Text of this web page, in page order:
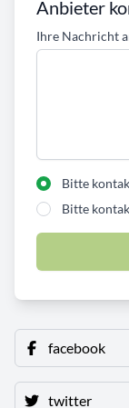
Anbieter
Ihre Nachricht
Bitte
Bitte
facebook
twitter